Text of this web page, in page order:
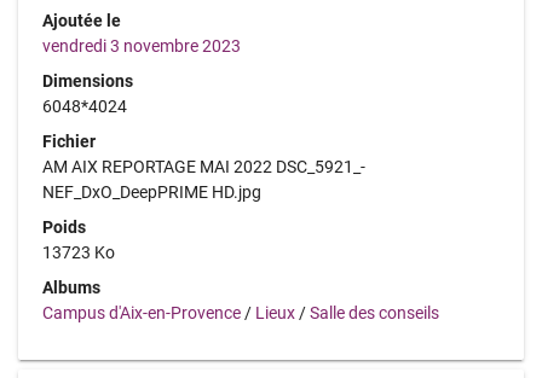
Ajoutée le
vendredi 3 novembre 2023
Dimensions
6048*4024
Fichier
AM AIX REPORTAGE MAI 2022 DSC_5921_-
NEF_DxO_DeepPRIME HD.jpg
Poids
13723 Ko
Albums
Campus d'Aix-en-Provence / Lieux /Salle des conseils